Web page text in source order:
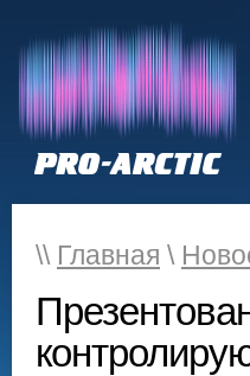
\\ Главная \